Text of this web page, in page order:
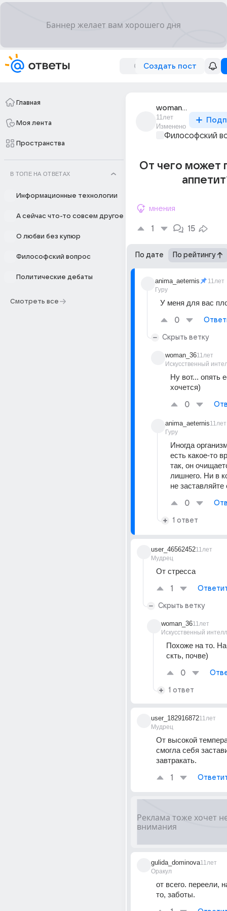
Создать пост
Главная
Моя лента
Пространства
В ТОПЕ НА ОТВЕТАХ
Информационные технологии
А сейчас что-то совсем другое
О любви без купюр
Философский вопрос
Политические дебаты
Смотреть все
woman_36
11лет
Изменено
Философский
От чего может
мнения
1 15
По дате По рейтингу
anima_aeternis
Гуру
11лет
У меня для вас
0
Скрыть ветку
woman_36
Искусственный
11лет
Ну вот... опять
хочется)
0
anima_aeternis
Гуру
11лет
Иногда
есть какое-то
так, он
лишнего. Ни в
не заставляйте
0
1 ответ
user_46562452
Мудрец
11лет
От стресса
1
Скрыть ветку
woman_36
Искусственный
11лет
Похоже на то. На
скть, почве)
0
1 ответ
user_182916872
Мудрец
11лет
От высокой
смогла себя
завтракать.
1
gulida_dominova
Оракул
11лет
от всего. переели,
то, заботы.